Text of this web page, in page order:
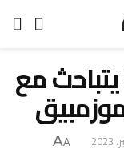
مع
A
A